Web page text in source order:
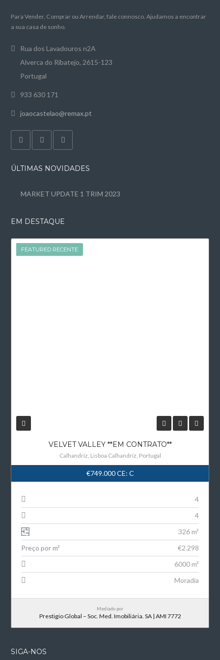
Para Vender, Comprar ou Arrendar, fale connosco. Ajudamos a encontrar
a sua casa de sonho.
Rua dos Lavadouros n2A
Alverca do Ribatejo, 2615-123
Portugal
933 630 171
joaocastelao@remax.pt
ÚLTIMAS NOVIDADES
MARKET UPDATE 1 TRIM 2023
EM DESTAQUE
FEATURED
FEATURED RECENTE
VELVET VALLEY **EM CONTRATO**
Calhandriz, Lisboa Calhandriz, Portugal
€749.000CE: C
4
4
326 m²
Preço por m²
€2.298
6000 m²
Moradia
Mediado por
Prestigio Global – Soc. Med. Imobiliária. SA | AMI 7772
SIGA-NOS